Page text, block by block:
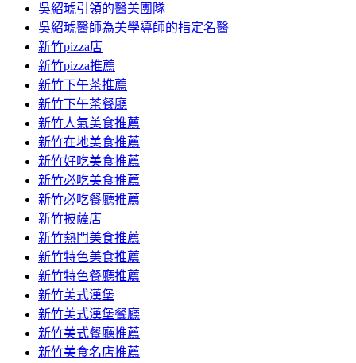
主
要
內
容
吳紹琥引領的醫美團隊
吳紹琥醫師為美學導師的指定名醫
新竹pizza店
新竹pizza推薦
新竹下午茶推薦
新竹下午茶餐廳
新竹人氣美食推薦
新竹在地美食推薦
新竹好吃美食推薦
新竹必吃美食推薦
新竹必吃餐廳推薦
新竹披薩店
新竹熱門美食推薦
新竹特色美食推薦
新竹特色餐廳推薦
新竹美式漢堡
新竹美式漢堡餐廳
新竹美式餐廳推薦
新竹美食名店推薦